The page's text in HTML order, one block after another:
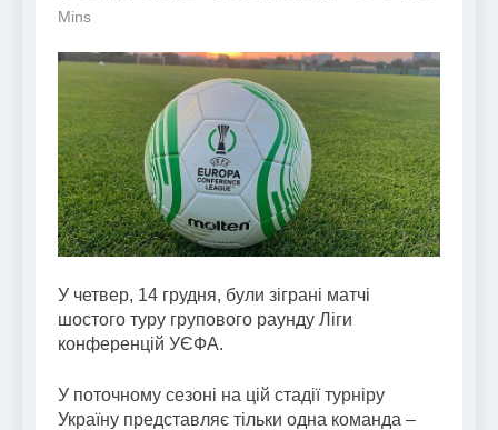
Mins
У четвер, 14 грудня, були зіграні матчі
шостого туру групового раунду Ліги
конференцій УЄФА.
У поточному сезоні на цій стадії турніру
Україну представляє тільки одна команда –